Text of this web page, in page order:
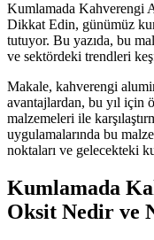
Kumlamada Kahverengi
Dikkat Edin, günümüz
tutuyor. Bu yazıda, bu
ve sektördeki trendleri
Makale, kahverengi
avantajlardan, bu yıl için
malzemeleri ile
uygulamalarında bu
noktaları ve gelecekteki
Kumlamada
Oksit Nedir ve